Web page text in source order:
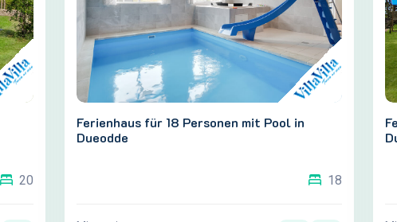
20
Ferienhaus für 18 Personen mit Pool in
Dueodde
18